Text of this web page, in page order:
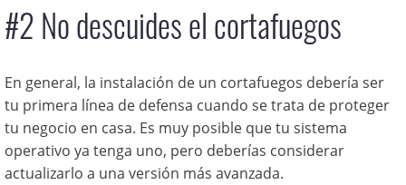
#2 No descuides el cortafuegos
En general, la instalación de un cortafuegos debería ser
tu primera línea de defensa cuando se trata de proteger
tu negocio en casa. Es muy posible que tu sistema
operativo ya tenga uno, pero deberías considerar
actualizarlo a una versión más avanzada.